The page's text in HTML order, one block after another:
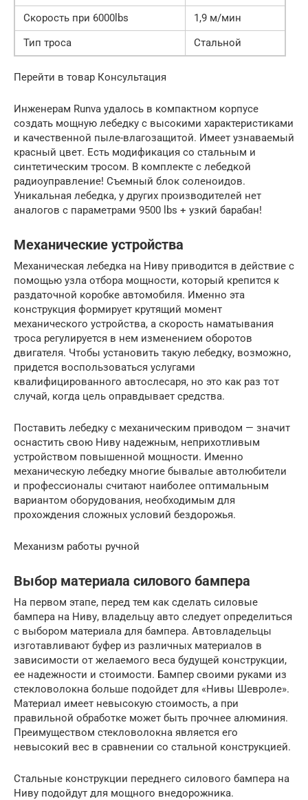
Скорость при 6000lbs
1,9 м/мин
Тип троса
Стальной
Перейти в товар Консультация
Инженерам Runva удалось в компактном корпусе
создать мощную лебедку с высокими характеристиками
и качественной пыле-влагозащитой. Имеет узнаваемый
красный цвет. Есть модификация со стальным и
синтетическим тросом. В комплекте с лебедкой
радиоуправление! Съемный блок соленоидов.
Уникальная лебедка, у других производителей нет
аналогов с параметрами 9500 lbs + узкий барабан!
Механические устройства
Механическая лебедка на Ниву приводится в действие с
помощью узла отбора мощности, который крепится к
раздаточной коробке автомобиля. Именно эта
конструкция формирует крутящий момент
механического устройства, а скорость наматывания
троса регулируется в нем изменением оборотов
двигателя. Чтобы установить такую лебедку, возможно,
придется воспользоваться услугами
квалифицированного автослесаря, но это как раз тот
случай, когда цель оправдывает средства.
Поставить лебедку с механическим приводом — значит
оснастить свою Ниву надежным, неприхотливым
устройством повышенной мощности. Именно
механическую лебедку многие бывалые автолюбители
и профессионалы считают наиболее оптимальным
вариантом оборудования, необходимым для
прохождения сложных условий бездорожья.
Механизм работы ручной
Выбор материала силового бампера
На первом этапе, перед тем как сделать силовые
бампера на Ниву, владельцу авто следует определиться
с выбором материала для бампера. Автовладельцы
изготавливают буфер из различных материалов в
зависимости от желаемого веса будущей конструкции,
ее надежности и стоимости. Бампер своими руками из
стекловолокна больше подойдет для «Нивы Шевроле».
Материал имеет невысокую стоимость, а при
правильной обработке может быть прочнее алюминия.
Преимуществом стекловолокна является его
невысокий вес в сравнении со стальной конструкцией.
Стальные конструкции переднего силового бампера на
Ниву подойдут для мощного внедорожника.